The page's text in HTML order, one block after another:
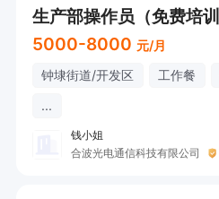
5000-8000 元/月
钟埭街道/开发区 工作餐
...
钱小姐
合波光电通信科技有限公司